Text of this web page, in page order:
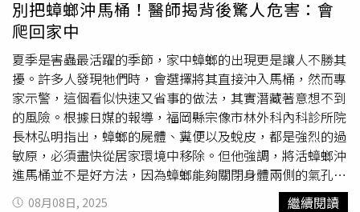
A女依《重大失火罪》與《過失致死罪》向法院申請逮捕
令，並計畫申請羈押令，進一步釐清責任。
別把蟑螂沖馬桶！醫師揭背後驚人危害：會
爬回家中
夏季是害蟲最活躍的季節，家中蟑螂的出現更是讓人不勝其
擾。許多人發現牠們時，會選擇將其直接沖入馬桶，然而專
家示警，這個看似快速又省事的做法，其實潛藏著意想不到
的風險。根據日媒的報導，福岡縣宗像市林外科內科診所院
長林弘明指出，蟑螂的屍體、糞便以及蛻皮，都是強烈的過
敏原，必須盡快從居家環境中移除。但他強調，將活蟑螂沖
進馬桶並不是好方法，因為蟑螂能夠關閉身體兩側的氣孔，
在水中存活約四十分鐘，即使被沖走也可能在下水道中繼續
08月08日, 2025 繼續閱讀